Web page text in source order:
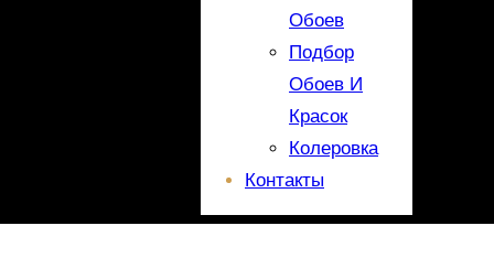
Обоев
Подбор
Обоев И
Красок
Колеровка
Контакты